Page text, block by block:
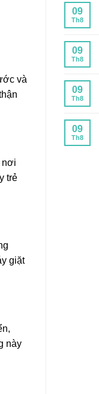
và
nơi
trẻ
giặt
này
09
Th8
09
Th8
09
Th8
09
Th8